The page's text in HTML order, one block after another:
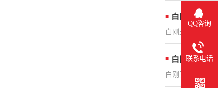
白刚玉砂特
白刚玉砂作为一
白刚玉的性
白刚玉作为一种
QQ咨询
联系电话